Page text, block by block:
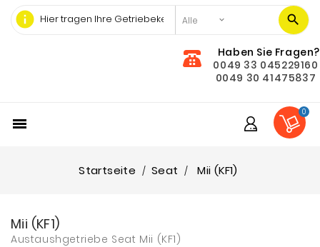
info
Haben Sie Fragen?
0049 33 045229160
0049 30 41475837

0
Startseite Seat Mii (KF1)
Mii (KF1)
Austaushgetriebe Seat Mii (KF1)